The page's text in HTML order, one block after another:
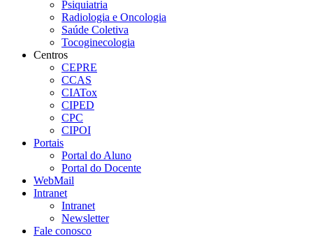
Psiquiatria
Radiologia e Oncologia
Saúde Coletiva
Tocoginecologia
Centros
CEPRE
CCAS
CIATox
CIPED
CPC
CIPOI
Portais
Portal do Aluno
Portal do Docente
WebMail
Intranet
Intranet
Newsletter
Fale conosco